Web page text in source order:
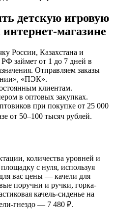
детскую игровую
магазине
России, Казахстана и
займет от 1 до 7 дней в
Отправляем заказы
«ПЭК».
клиентам.
в оптовых закупках.
при покупке от 25 000
от 50–100 тысяч рублей.
количества уровней и
с нуля, используя
вас цены — качели для
поручни и ручки, горка-
качель-сиденье на
гнездо — 7 480 ₽.